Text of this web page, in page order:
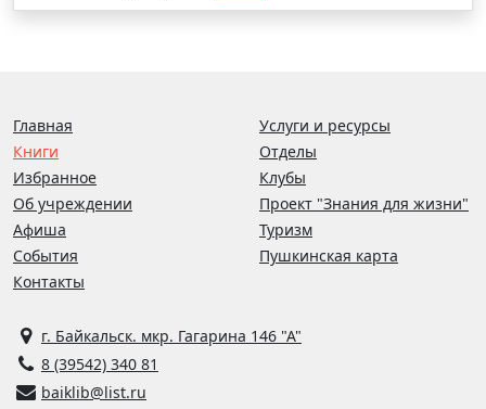
г. Байкальск. мкр. Гагарина 146 "А"
8 (39542) 340 81
baiklib@list.ru
Главная
Книги
Избранное
Об учреждении
Афиша
События
Контакты
Услуги и ресурсы
Отделы
Клубы
Проект "Знания для жизни"
Туризм
Пушкинская карта